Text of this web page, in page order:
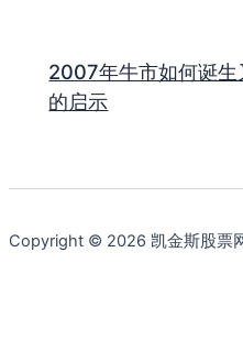
2007年牛市如何诞
的启示
Copyright © 2026 凯金斯股票